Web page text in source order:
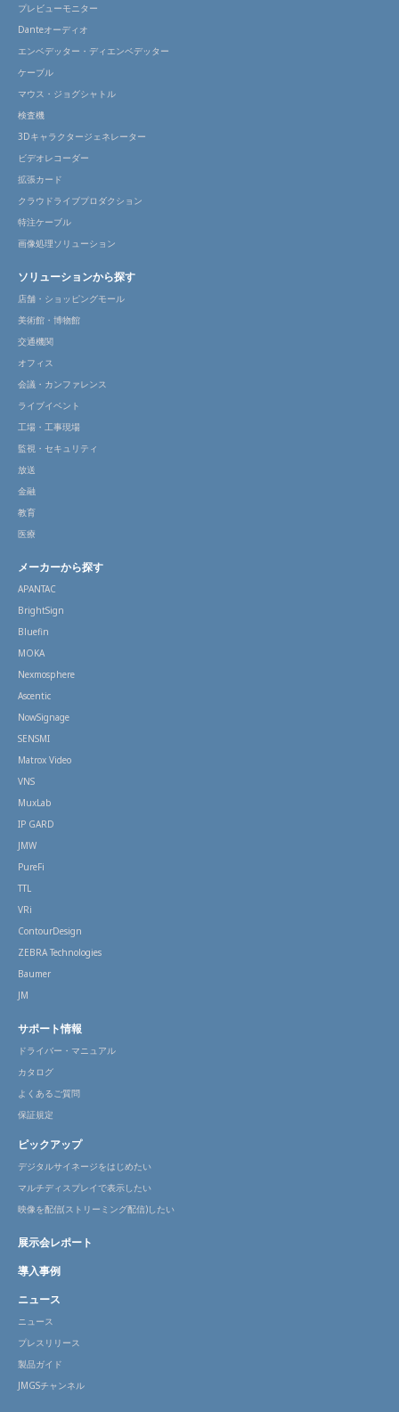
プレビューモニター
Danteオーディオ
エンベデッター・ディエンベデッター
ケーブル
マウス・ジョグシャトル
検査機
3Dキャラクタージェネレーター
ビデオレコーダー
拡張カード
クラウドライブプロダクション
特注ケーブル
画像処理ソリューション
ソリューションから探す
店舗・ショッピングモール
美術館・博物館
交通機関
オフィス
会議・カンファレンス
ライブイベント
工場・工事現場
監視・セキュリティ
放送
金融
教育
医療
メーカーから探す
APANTAC
BrightSign
Bluefin
MOKA
Nexmosphere
Ascentic
NowSignage
SENSMI
Matrox Video
VNS
MuxLab
IP GARD
JMW
PureFi
TTL
VRi
ContourDesign
ZEBRA Technologies
Baumer
JM
サポート情報
ドライバー・マニュアル
カタログ
よくあるご質問
保証規定
ピックアップ
デジタルサイネージをはじめたい
マルチディスプレイで表示したい
映像を配信(ストリーミング配信)したい
展示会レポート
導入事例
ニュース
ニュース
プレスリリース
製品ガイド
JMGSチャンネル